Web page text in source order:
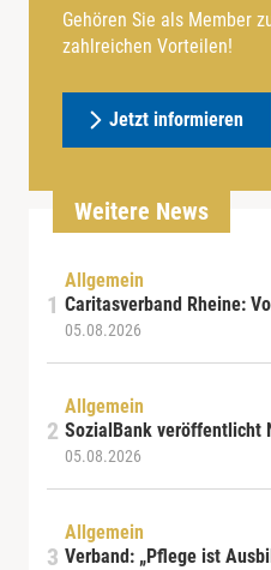
Gehören Sie als Member
zahlreichen Vorteilen!
Jetzt informieren
Weitere News
Allgemein
Caritasverband Rheine:
05.08.2026
Allgemein
SozialBank veröffentlicht
05.08.2026
Allgemein
Verband: „Pflege ist